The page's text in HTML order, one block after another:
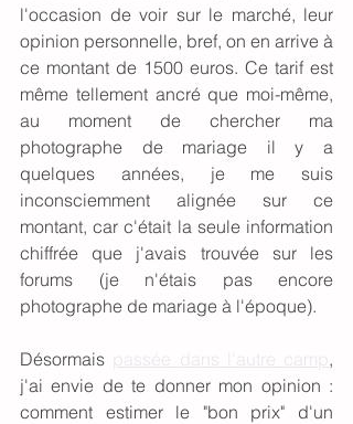
l'occasion de voir sur le marché, leur
opinion personnelle, bref, on en arrive à
ce montant de 1500 euros. Ce tarif est
même tellement ancré que moi-même,
au moment de chercher ma
photographe de mariage il y a
quelques années, je me suis
inconsciemment alignée sur ce
montant, car c'était la seule information
chiffrée que j'avais trouvée sur les
forums (je n'étais pas encore
photographe de mariage à l'époque).
Désormais
,
j'ai envie de te donner mon opinion :
comment estimer le "bon prix" d'un